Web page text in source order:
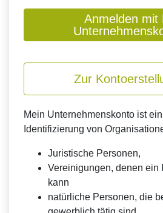
Anmelden mit
Zur
Mein Unternehmenskonto ist
Identifizierung von
Juristische Personen,
Vereinigungen, denen ein
kann
natürliche Personen, die